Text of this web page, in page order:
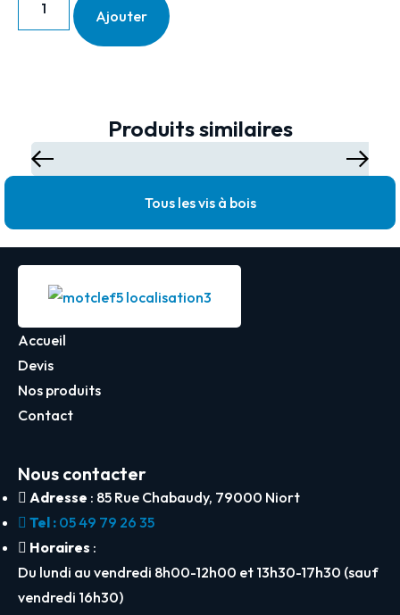
Ajouter
Produits similaires
Tous les vis à bois
Accueil
Devis
Nos produits
Contact
Nous contacter
Adresse : 85 Rue Chabaudy, 79000 Niort
Tel : 05 49 79 26 35
Horaires :
Du lundi au vendredi 8h00-12h00 et 13h30-17h30 (sauf
vendredi 16h30)